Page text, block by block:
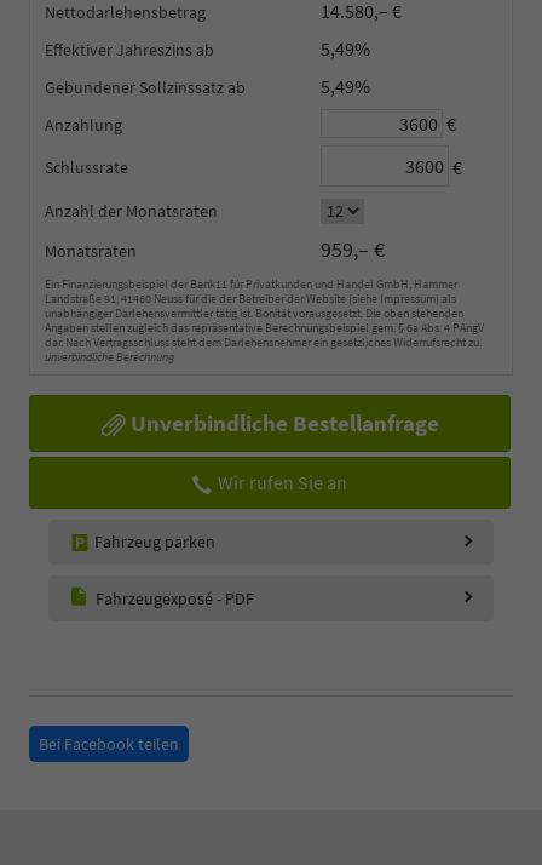
Nettodarlehensbetrag 14.580,– €
Effektiver Jahreszins 5,49%
Gebundener Sollzinssatz 5,49%
Anzahlung €
Schlussrate €
Anzahl der Monatsraten
Monatsraten
959,– €
Ein Finanzierungsbeispiel der Bank11 für Privatkunden und Handel GmbH, Hammer
Landstraße 91, 41460 Neuss für die der Betreiber der Website (siehe Impressum) als
unabhängiger Darlehensvermittler tätig ist. Bonität vorausgesetzt. Die oben stehenden
Angaben stellen zugleich das repräsentative Berechnungsbeispiel gem. § 6a Abs. 4 PAngV
dar. Nach Vertragsschluss steht dem Darlehensnehmer ein gesetzliches Widerrufsrecht zu.
unverbindliche Berechnung
Unverbindliche Bestellanfrage
Wir rufen Sie an
Fahrzeug parken
Fahrzeugexposé - PDF
Bei Facebook teilen